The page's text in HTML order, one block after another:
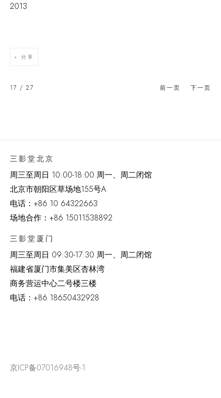
2013
分享
前一页 下一页
17 / 27
三影堂北京
周三至周日 10:00-18:00 周一、周二闭馆
北京市朝阳区草场地155号A
电话： +86 10 64322663
场地合作：+86 15011538892
三影堂厦门
周三至周日 09:30-17:30 周一、周二闭馆
福建省厦门市集美区杏林湾
商务营运中心二号楼三楼
电话： +86 18650432928
京ICP备07016948号-1